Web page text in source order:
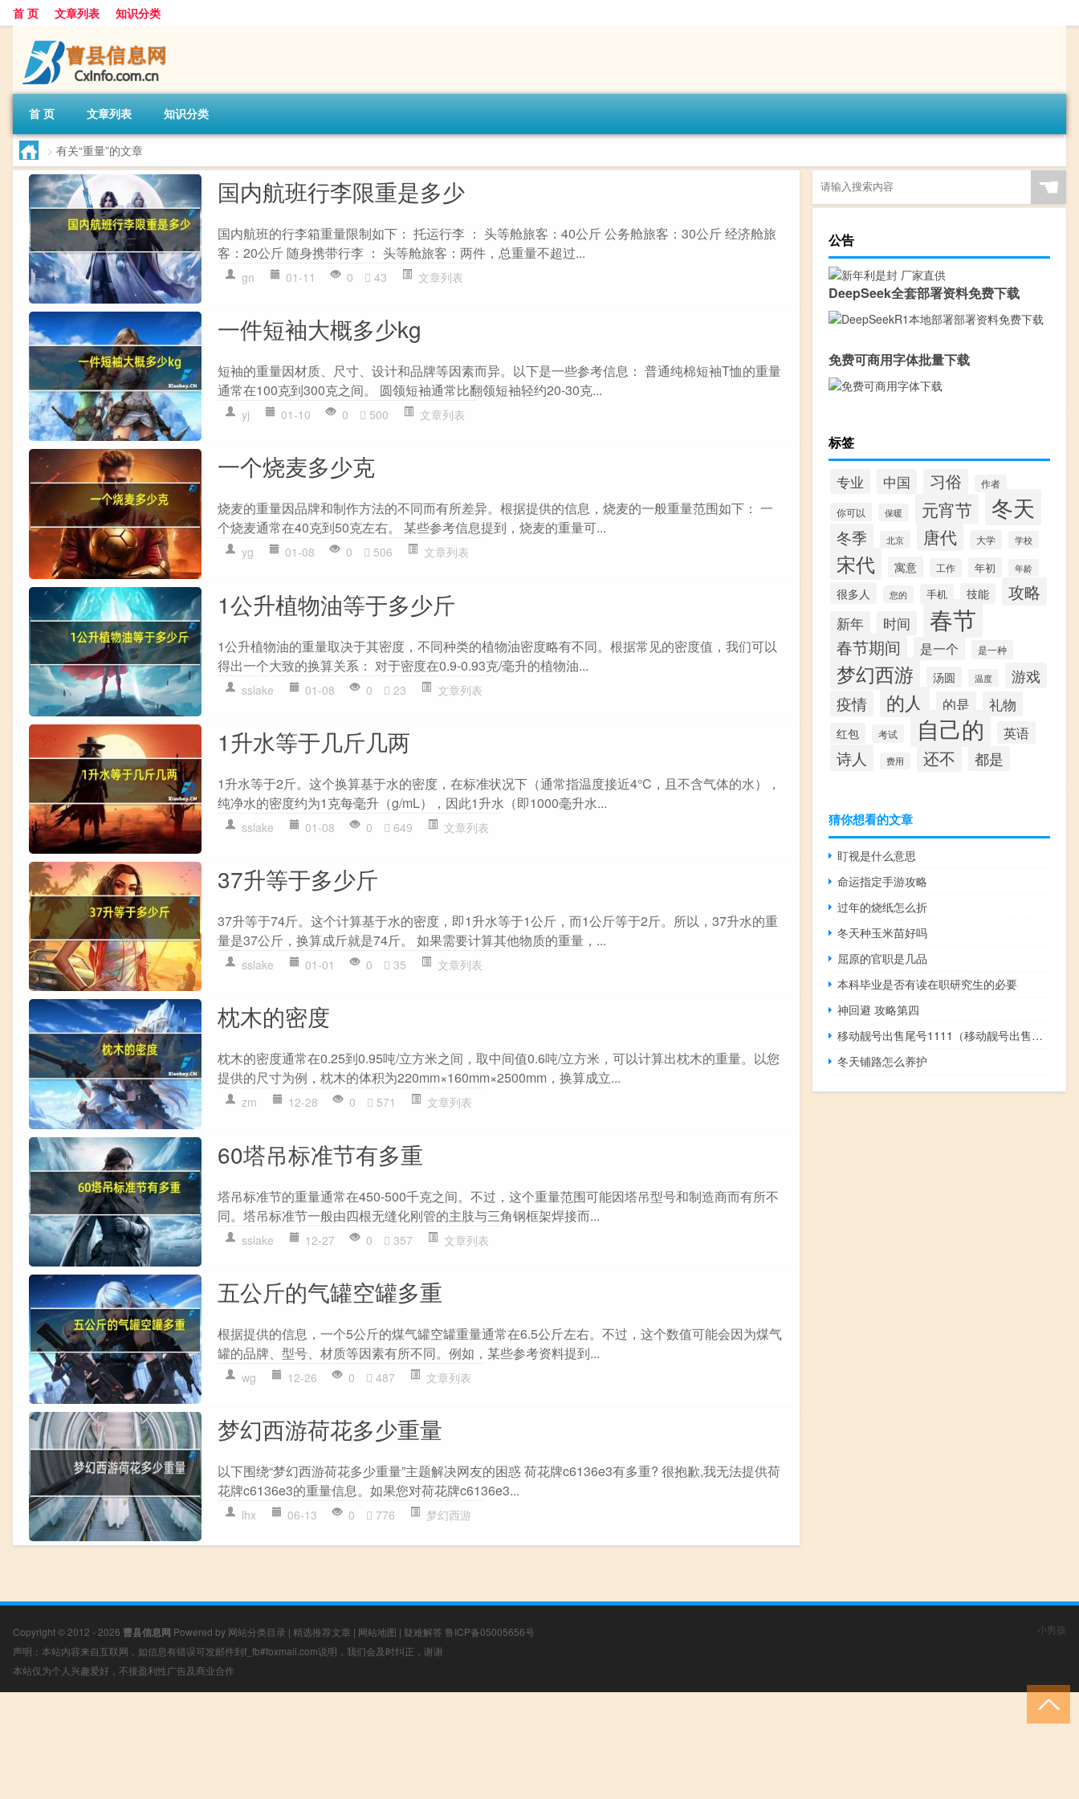
首 页 文章列表 知识分类
首 页 文章列表 知识分类
> 有关“重量”的文章
国内航班行李限重是多少
国内航班的行李箱重量限制如下： 托运行李 ： 头等舱旅客：40公斤 公务舱旅客：30公斤 经济舱旅
客：20公斤 随身携带行李 ： 头等舱旅客：两件，总重量不超过...
gn 01-11 0 43 文章列表
一件短袖大概多少kg
短袖的重量因材质、尺寸、设计和品牌等因素而异。以下是一些参考信息： 普通纯棉短袖T恤的重量
通常在100克到300克之间。 圆领短袖通常比翻领短袖轻约20-30克...
yj 01-10 0 500 文章列表
一个烧麦多少克
烧麦的重量因品牌和制作方法的不同而有所差异。根据提供的信息，烧麦的一般重量范围如下： 一
个烧麦通常在40克到50克左右。 某些参考信息提到，烧麦的重量可...
yg 01-08 0 506 文章列表
1公升植物油等于多少斤
1公升植物油的重量取决于其密度，不同种类的植物油密度略有不同。根据常见的密度值，我们可以
得出一个大致的换算关系： 对于密度在0.9-0.93克/毫升的植物油...
sslake 01-08 0 23 文章列表
1升水等于几斤几两
1升水等于2斤。这个换算基于水的密度，在标准状况下（通常指温度接近4°C，且不含气体的水），
纯净水的密度约为1克每毫升（g/mL），因此1升水（即1000毫升水...
sslake 01-08 0 649 文章列表
37升等于多少斤
37升等于74斤。这个计算基于水的密度，即1升水等于1公斤，而1公斤等于2斤。所以，37升水的重
量是37公斤，换算成斤就是74斤。 如果需要计算其他物质的重量，...
sslake 01-01 0 35 文章列表
枕木的密度
枕木的密度通常在0.25到0.95吨/立方米之间，取中间值0.6吨/立方米，可以计算出枕木的重量。以您
提供的尺寸为例，枕木的体积为220mm×160mm×2500mm，换算成立...
zm 12-28 0 571 文章列表
60塔吊标准节有多重
塔吊标准节的重量通常在450-500千克之间。不过，这个重量范围可能因塔吊型号和制造商而有所不
同。塔吊标准节一般由四根无缝化刚管的主肢与三角钢框架焊接而...
sslake 12-27 0 357 文章列表
五公斤的气罐空罐多重
根据提供的信息，一个5公斤的煤气罐空罐重量通常在6.5公斤左右。不过，这个数值可能会因为煤气
罐的品牌、型号、材质等因素有所不同。例如，某些参考资料提到...
wg 12-26 0 487 文章列表
梦幻西游荷花多少重量
以下围绕“梦幻西游荷花多少重量”主题解决网友的困惑 荷花牌c6136e3有多重? 很抱歉,我无法提供荷
花牌c6136e3的重量信息。如果您对荷花牌c6136e3...
lhx 06-13 0 776 梦幻西游
☚
公告
DeepSeek全套部署资料免费下载
免费可商用字体批量下载
标签
专业 中国 习俗 作者
你可以 保暖 元宵节 冬天
冬季 北京 唐代 大学 学校
宋代 寓意 工作 年初 年龄
很多人 您的 手机 技能 攻略
新年 时间 春节
春节期间 是一个 是一种
梦幻西游 汤圆 温度
游戏
疫情
的人 的是 礼物
红包 考试 自己的 英语
诗人 费用 还不 都是
猜你想看的文章
盯视是什么意思
命运指定手游攻略
过年的烧纸怎么折
冬天种玉米苗好吗
屈原的官职是几品
本科毕业是否有读在职研究生的必要
神回避 攻略第四
移动靓号出售尾号1111（移动靓号出售尾号7777）
冬天铺路怎么养护
Copyright © 2012 - 2026 曹县信息网 Powered by 网站分类目录 | 精选推荐文章 | 网站地图 | 疑难解答 鲁ICP备05005656号
声明：本站内容来自互联网，如信息有错误可发邮件到f_fb#foxmail.com说明，我们会及时纠正，谢谢
本站仅为个人兴趣爱好，不接盈利性广告及商业合作
小男孩